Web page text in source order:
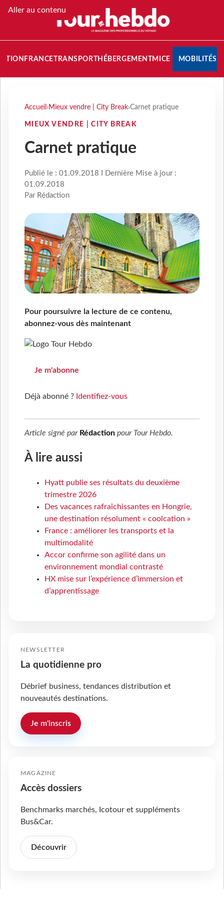
Aller au contenu
FRANCETRANSPORT HÉBERGEMENTMICE MOBILITÉS
Accueil › Mieux vendre | City Break›Carnet pratique
MIEUX VENDRE | CITY BREAK
Carnet pratique
Publié le : 01.09.2018 I Dernière Mise à jour :
01.09.2018
Par Rédaction
Pour poursuivre la lecture de ce contenu,
abonnez-vous dès maintenant
Je m'abonne
Déjà abonné ? Identifiez-vous
Article signé par Rédaction pour Tour Hebdo.
À lire aussi
Hyatt publie ses résultats du deuxième
trimestre 2026
Des vacances rafraîchissantes en Hongrie,
une destination résolument « coolcation »
France : améliorer les transports et la
multimodalité
Accor confirme son agilité dans un
environnement mondial contrasté
HX mise sur l’expérience d’immersion et
d’apprentissage
NEWSLETTER
La quotidienne pro
Débrief business, tendances distribution et
nouveautés destinations.
Je m'inscris
MAGAZINE
Accès dossiers
Benchmarks marchés, Icotour et suppléments
Bus&Car.
Découvrir